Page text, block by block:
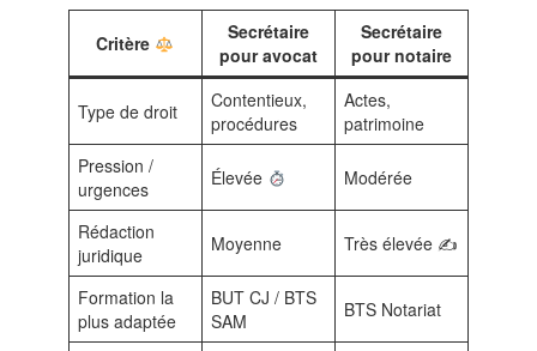
Critère
Secrétaire
pour avocat
Secrétaire
pour notaire
Type de droit
Contentieux,
procédures
Actes,
patrimoine
Pression /
urgences
Élevée Modérée
Rédaction
juridique
Moyenne Très élevée ✍️
Formation la
plus adaptée
BUT CJ / BTS
SAM
BTS Notariat